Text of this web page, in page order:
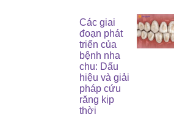
Các giai
đoạn phát
triển của
bệnh nha
chu: Dấu
hiệu và giải
pháp cứu
răng kịp
thời